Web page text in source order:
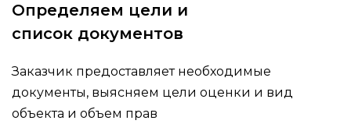
Определяем цели и
список документов
Заказчик предоставляет необходимые
документы, выясняем цели оценки и вид
объекта и объем прав